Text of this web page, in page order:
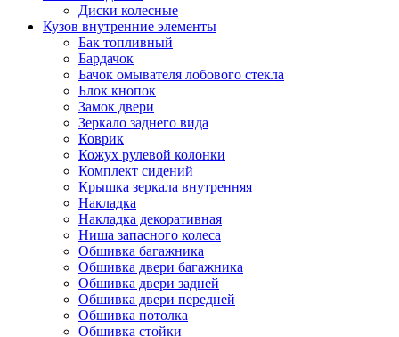
Диски колесные
Кузов внутренние элементы
Бак топливный
Бардачок
Бачок омывателя лобового стекла
Блок кнопок
Замок двери
Зеркало заднего вида
Коврик
Кожух рулевой колонки
Комплект сидений
Крышка зеркала внутренняя
Накладка
Накладка декоративная
Ниша запасного колеса
Обшивка багажника
Обшивка двери багажника
Обшивка двери задней
Обшивка двери передней
Обшивка потолка
Обшивка стойки